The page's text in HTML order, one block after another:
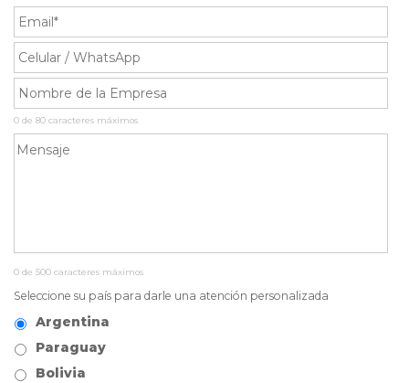
0 de 80 caracteres máximos
0 de 500 caracteres máximos
Seleccione su país para darle una atención personalizada
Argentina
Paraguay
Bolivia